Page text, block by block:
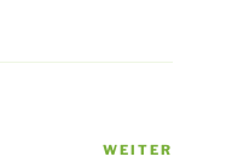
WEITER